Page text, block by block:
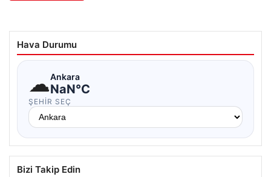
Hava Durumu
☁Ankara
NaN°C
ŞEHIR SEÇ
Bizi Takip Edin